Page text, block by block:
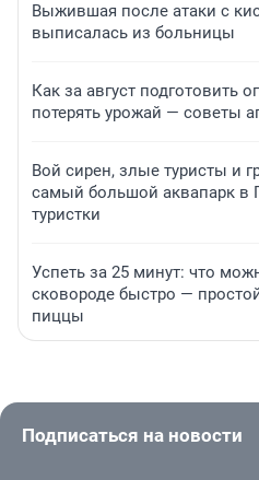
Выжившая после атаки с
выписалась из больницы
Как за август подготовить
потерять урожай — советы
Вой сирен, злые туристы и
самый большой аквапарк в
туристки
Успеть за 25 минут: что
сковороде быстро —
пиццы
Подписаться на новости